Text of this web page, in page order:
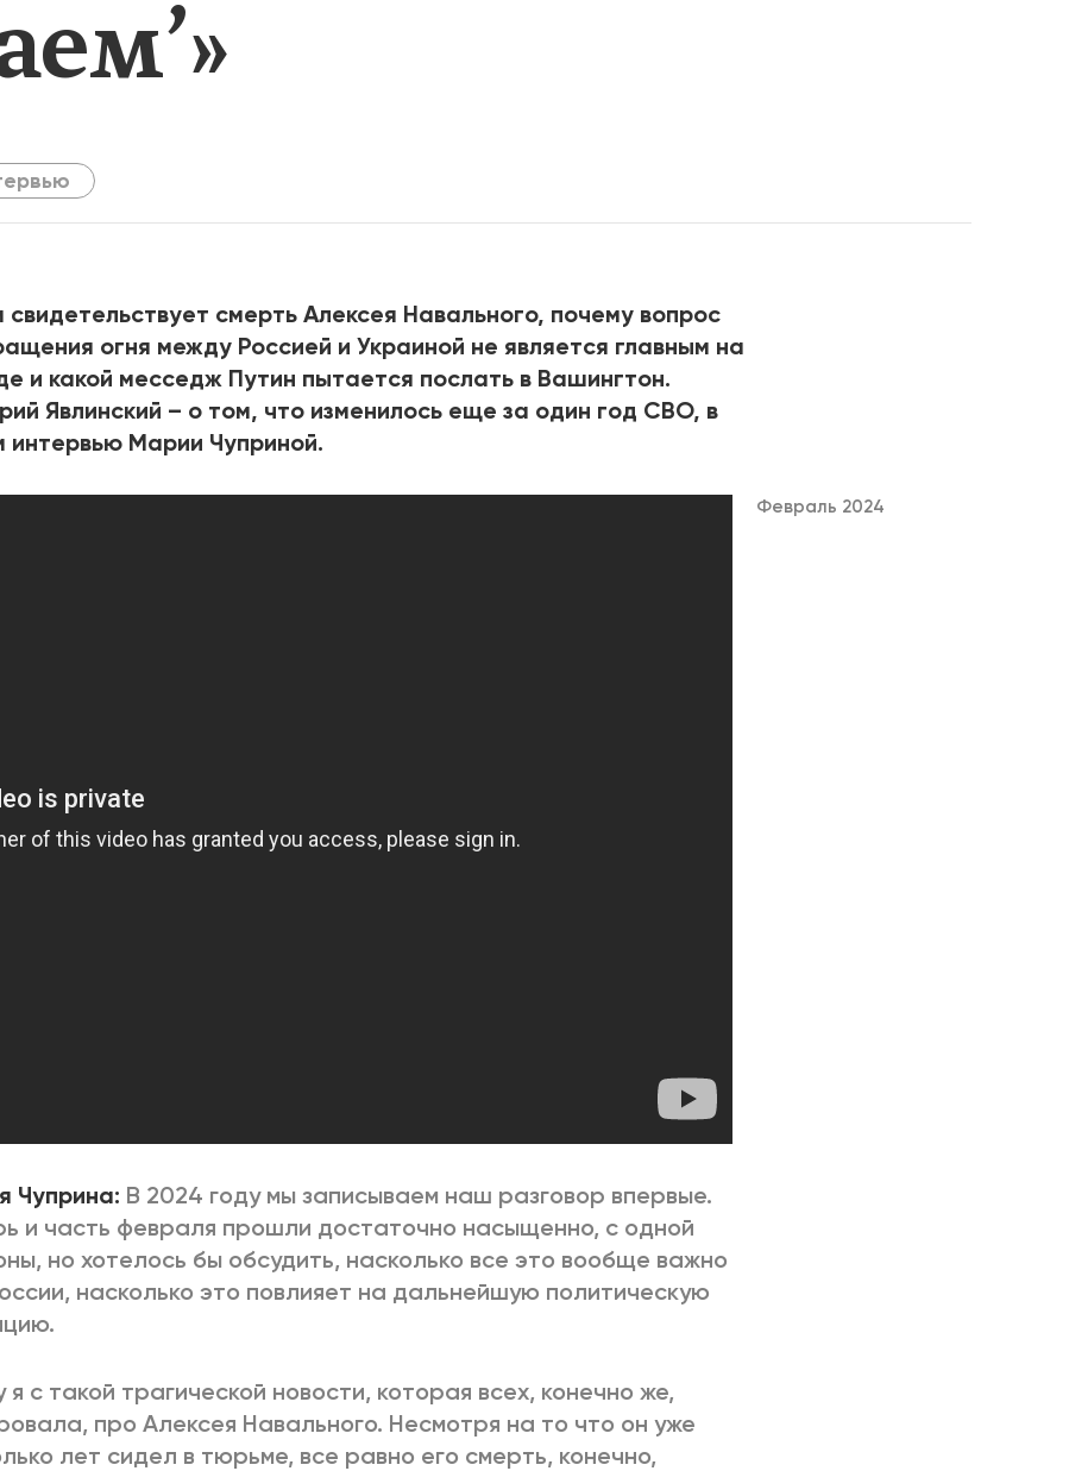
ВЫХОД
смерть Алексея Навального, почему вопрос
огня между Россией и Украиной не является главным на
и какой месседж Путин пытается послать в Вашингтон.
Явлинский – о том, что изменилось еще за один год СВО, в
интервью Марии Чуприной.
Февраль 2024
Чуприна: В 2024 году мы записываем наш разговор впервые.
и часть февраля прошли достаточно насыщенно, с одной
но хотелось бы обсудить, насколько все это вообще важно
насколько это повлияет на дальнейшую политическую
я с такой трагической новости, которая всех, конечно же,
про Алексея Навального. Несмотря на то что он уже
лет сидел в тюрьме, все равно его смерть, конечно,